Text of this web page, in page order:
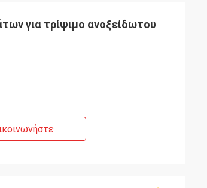
για τρίψιμο ανοξείδωτου